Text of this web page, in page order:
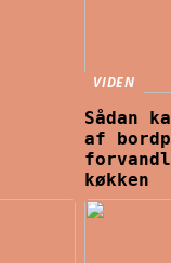
VIDEN
Sådan
af
køkken